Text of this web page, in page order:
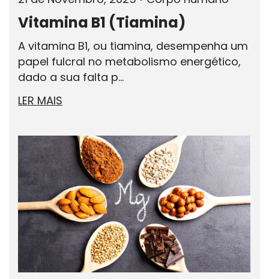
Vitamina B1 (Tiamina)
A vitamina B1, ou tiamina, desempenha um
papel fulcral no metabolismo energético,
dado a sua falta p...
LER MAIS